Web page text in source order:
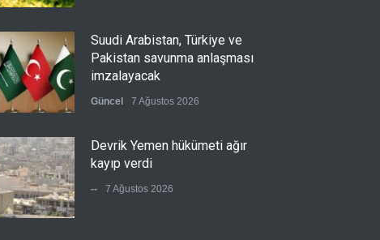
Suudi Arabistan, Türkiye ve
Pakistan savunma anlaşması
imzalayacak
Güncel 7 Ağustos 2026
Devrik Yemen hükümeti ağır
kayıp verdi
-- 7 Ağustos 2026